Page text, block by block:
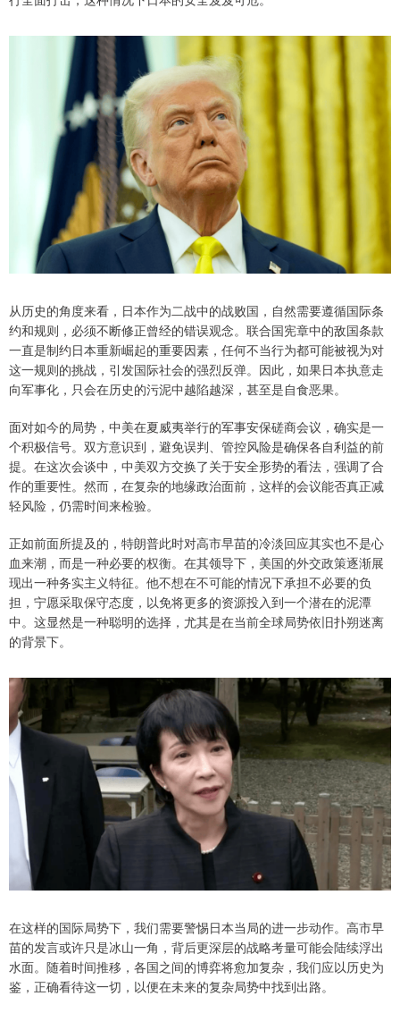
从历史的角度来看，日本作为二战中的战败国，自然需要遵循国际条
约和规则，必须不断修正曾经的错误观念。联合国宪章中的敌国条款
一直是制约日本重新崛起的重要因素，任何不当行为都可能被视为对
这一规则的挑战，引发国际社会的强烈反弹。因此，如果日本执意走
向军事化，只会在历史的污泥中越陷越深，甚至是自食恶果。
面对如今的局势，中美在夏威夷举行的军事安保磋商会议，确实是一
个积极信号。双方意识到，避免误判、管控风险是确保各自利益的前
提。在这次会谈中，中美双方交换了关于安全形势的看法，强调了合
作的重要性。然而，在复杂的地缘政治面前，这样的会议能否真正减
轻风险，仍需时间来检验。
正如前面所提及的，特朗普此时对高市早苗的冷淡回应其实也不是心
血来潮，而是一种必要的权衡。在其领导下，美国的外交政策逐渐展
现出一种务实主义特征。他不想在不可能的情况下承担不必要的负
担，宁愿采取保守态度，以免将更多的资源投入到一个潜在的泥潭
中。这显然是一种聪明的选择，尤其是在当前全球局势依旧扑朔迷离
的背景下。
在这样的国际局势下，我们需要警惕日本当局的进一步动作。高市早
苗的发言或许只是冰山一角，背后更深层的战略考量可能会陆续浮出
水面。随着时间推移，各国之间的博弈将愈加复杂，我们应以历史为
鉴，正确看待这一切，以便在未来的复杂局势中找到出路。